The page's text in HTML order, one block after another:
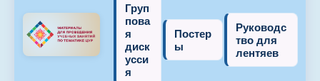
Груп
пова
я
диск
усси
я
Постер
ы
Руководс
тво для
лентяев